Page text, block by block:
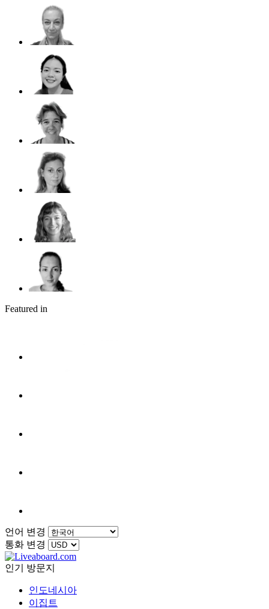
Featured in
언어 변경
통화 변경
인기 방문지
인도네시아
이집트